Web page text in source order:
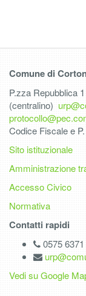
Comune di
P.zza Repubblica
(centralino)
Codice Fiscale e
Sito istituzionale
Amministrazione
Accesso Civico
Normativa
Contatti rapidi
0575
Vedi su Google